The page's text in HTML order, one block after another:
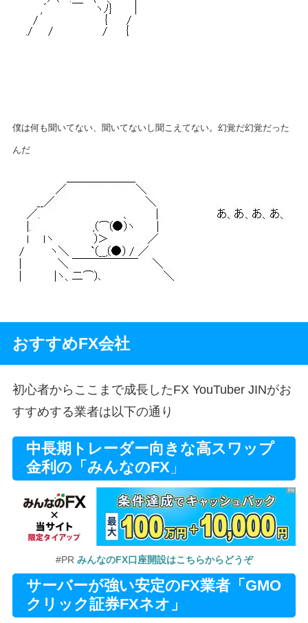
僕は何も聞いてない、聞いてないし聞こえてない。幻覚だ幻覚だった
んだ
おすすめFX会社
初心者からここまで成長したFX YouTuber JINがお
すすめする業者は以下の通り
中長期トレーダー向きな高スワップ
金利の「みんなのFX」
#PR みんなのFX口座開設はこちらからどうぞ
サーバーが強い安定のFX業者「GMO
クリック証券FXネオ」